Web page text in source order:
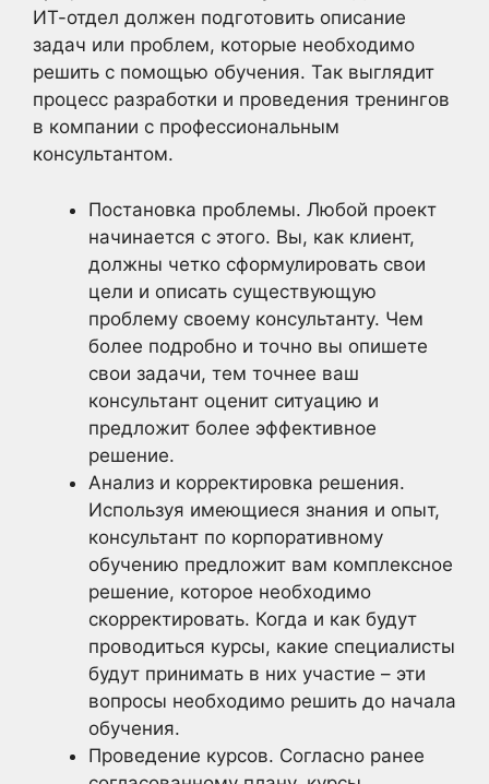
ИТ-отдел должен подготовить описание
задач или проблем, которые необходимо
решить с помощью обучения. Так выглядит
процесс разработки и проведения тренингов
в компании с профессиональным
консультантом.
Постановка проблемы. Любой проект
начинается с этого. Вы, как клиент,
должны четко сформулировать свои
цели и описать существующую
проблему своему консультанту. Чем
более подробно и точно вы опишете
свои задачи, тем точнее ваш
консультант оценит ситуацию и
предложит более эффективное
решение.
Анализ и корректировка решения.
Используя имеющиеся знания и опыт,
консультант по корпоративному
обучению предложит вам комплексное
решение, которое необходимо
скорректировать. Когда и как будут
проводиться курсы, какие специалисты
будут принимать в них участие – эти
вопросы необходимо решить до начала
обучения.
Проведение курсов. Согласно ранее